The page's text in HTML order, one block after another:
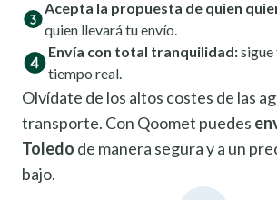
Acepta la propuesta de quien
quien llevará tu envío.
Envía con total tranquilidad:sigue
tiempo real.
Olvídate de los altos costes de las
transporte. Con Qoomet puedes
Toledo de manera segura y a un
bajo.